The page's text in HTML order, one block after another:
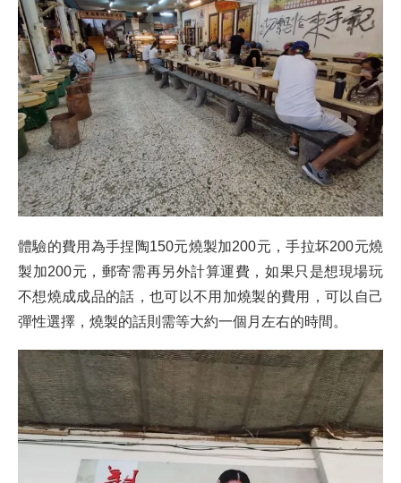
體驗的費用為手捏陶150元燒製加200元，手拉坏200元燒
製加200元，郵寄需再另外計算運費，如果只是想現場玩
不想燒成成品的話，也可以不用加燒製的費用，可以自己
彈性選擇，燒製的話則需等大約一個月左右的時間。